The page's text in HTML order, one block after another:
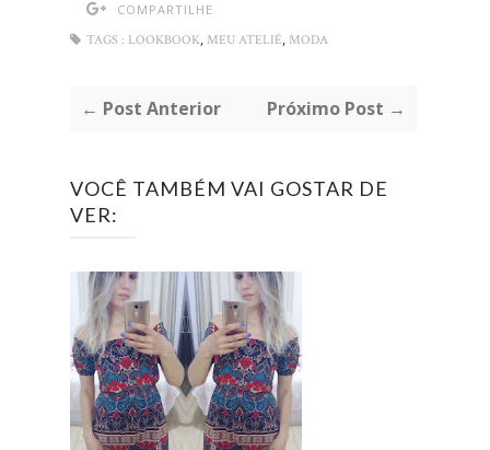
COMPARTILHE
TAGS : LOOKBOOK, MEU ATELIÊ, MODA
← Post Anterior Próximo Post →
VOCÊ TAMBÉM VAI GOSTAR DE
VER: